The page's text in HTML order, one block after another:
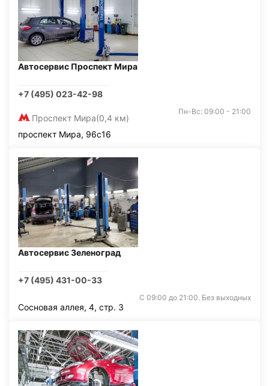
Автосервис Проспект Мира
+7 (495) 023-42-98
Проспект Мира(0,4 км)
Пн-Вс: 09:00 - 21:00
проспект Мира, 96с16
Автосервис Зеленоград
+7 (495) 431-00-33
С 09:00 до 21:00. Без выходных
Сосновая аллея, 4, стр. 3